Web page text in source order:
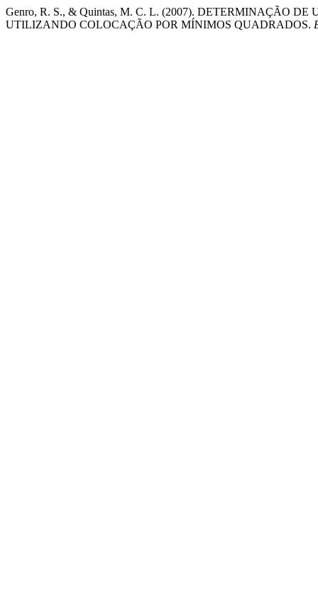
Genro, R. S., & Quintas, M. C. L. (2007). DETERMINAÇÃO
UTILIZANDO COLOCAÇÃO POR MÍNIMOS QUADRADOS.